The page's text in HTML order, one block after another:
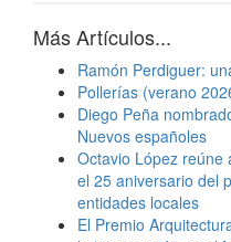
Más Artículos...
Ramón Perdiguer:
Pollerías (verano
Diego Peña
Nuevos españoles
Octavio López reúne
el 25 aniversario del
entidades locales
El Premio